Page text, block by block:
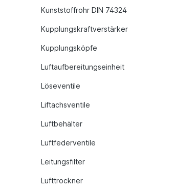
Kunststoffrohr DIN 74324
Kupplungskraftverstärker
Kupplungsköpfe
Luftaufbereitungseinheit
Löseventile
Liftachsventile
Luftbehälter
Luftfederventile
Leitungsfilter
Lufttrockner